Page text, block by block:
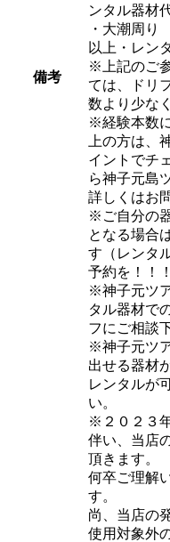
備考
ンタル器材
・大潮周り
以上・レン
※上記のご
ては、ドリ
数より少な
※経験本数
上の方は、
イントでチ
ら神子元島
詳しくはお
※ご自分の
となる場合
す（レンタ
予約を！！
※神子元ツ
タル器材で
フにご相談
※神子元ツ
出せる器材
レンタルが
い。
※２０２３
伴い、当店
頂きます。
何卒ご理解
す。
尚、当店の
使用対象外